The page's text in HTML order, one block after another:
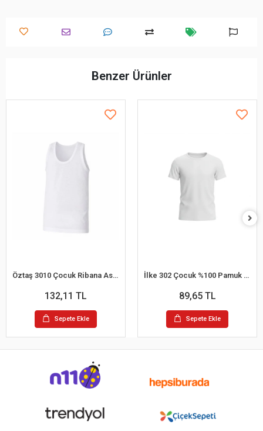
Benzer Ürünler
Öztaş 3010 Çocuk Ribana Askılı Atlet
132,11 TL
Sepete Ekle
İlke 302 Çocuk %100 Pamuk Kısa Kol Atlet (1-2 Yaş)
89,65 TL
Sepete Ekle